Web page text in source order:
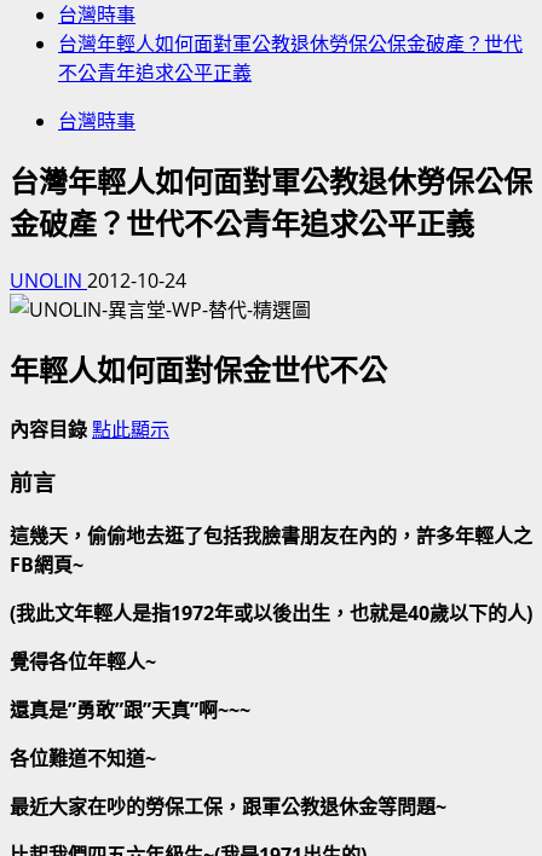
台灣時事
台灣年輕人如何面對軍公教退休勞保公保金破產？世代
不公青年追求公平正義
台灣時事
台灣年輕人如何面對軍公教退休勞保公保
金破產？世代不公青年追求公平正義
UNOLIN 2012-10-24
年輕人如何面對保金世代不公
內容目錄點此顯示
前言
這幾天，偷偷地去逛了包括我臉書朋友在內的，許多年輕人之
FB網頁~
(我此文年輕人是指1972年或以後出生，也就是40歲以下的人)
覺得各位年輕人~
還真是”勇敢”跟”天真”啊~~~
各位難道不知道~
最近大家在吵的勞保工保，跟軍公教退休金等問題~